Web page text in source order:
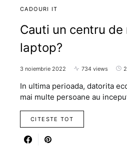
CADOURI IT
Cauti un centru
laptop?
3 noiembrie 2022 734 views
In ultima perioada, datorita
mai multe persoane au
CITESTE TOT